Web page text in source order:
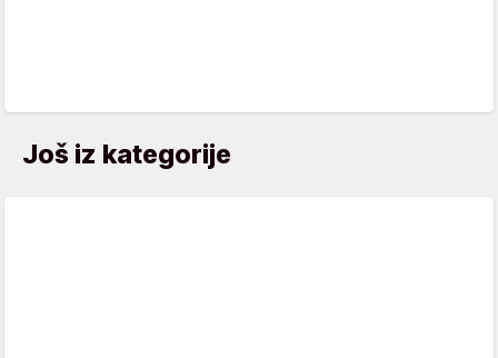
Još iz kategorije